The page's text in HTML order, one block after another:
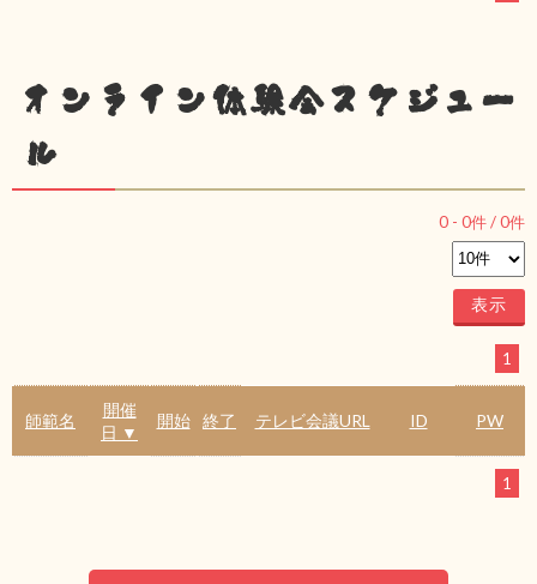
オンライン体験会スケジュー
ル
0 - 0件 /0件
1
師範名
開催
日 ▼
開始 終了 テレビ会議URL ID PW
1